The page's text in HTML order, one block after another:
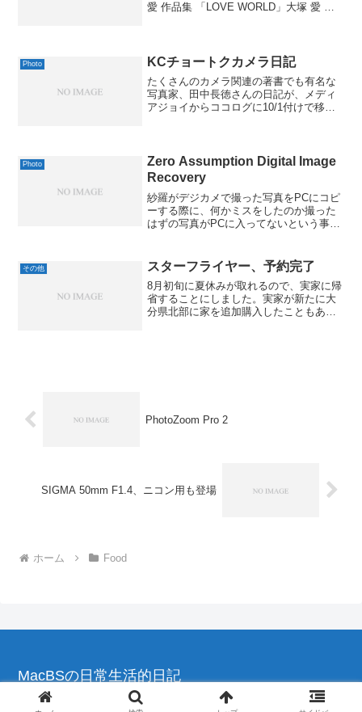
愛 作品集 「LOVE WORLD」大塚 愛 シ
Photo KCチョートクカメラ日記
たくさんのカメラ関連の著書でも有名な
写真家、田中長徳さんの日記が、メディ
アジョイからココログに10/1付けで移っ
たまに「出演」した...
Photo
Zero Assumption Digital Image
Recovery
紗羅がデジカメで撮った写真をPCにコピ
ーする際に、何かミスをしたのか撮った
はずの写真がPCに入ってないという事態
ことでしたが、確か、そういうのを復元
してくれるツールがあ...
その他 スターフライヤー、予約完了
8月初旬に夏休みが取れるので、実家に帰
省することにしました。実家が新たに大
分県北部に家を追加購入したこともあっ
PhotoZoom Pro 2
SIGMA 50mm F1.4、ニコン用も登場
ホーム Food
MacBSの日常生活的日記
© 2004-2026 MacBSの日常生活的日記.